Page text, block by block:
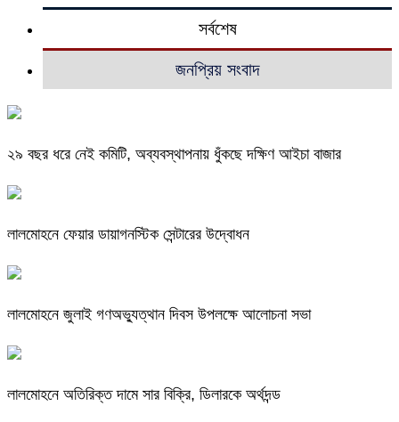
সর্বশেষ
জনপ্রিয় সংবাদ
২৯ বছর ধরে নেই কমিটি, অব্যবস্থাপনায় ধুঁকছে দক্ষিণ আইচা বাজার
লালমোহনে ফেয়ার ডায়াগনস্টিক সেন্টারের উদ্বোধন
লালমোহনে জুলাই গণঅভ্যুত্থান দিবস উপলক্ষে আলোচনা সভা
লালমোহনে অতিরিক্ত দামে সার বিক্রি, ডিলারকে অর্থদন্ড